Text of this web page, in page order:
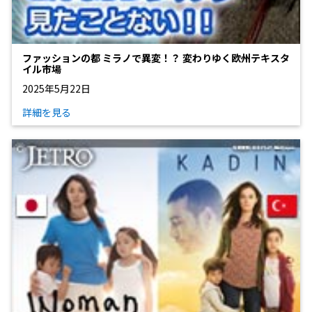
ファッションの都 ミラノで異変！？ 変わりゆく欧州テキスタ
イル市場
2025年5月22日
詳細を見る